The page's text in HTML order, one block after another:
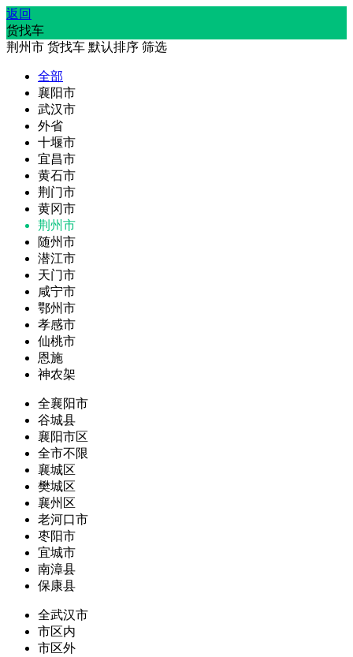
返回
货找车
荆州市 货找车 默认排序 筛选
全部
襄阳市
武汉市
外省
十堰市
宜昌市
黄石市
荆门市
黄冈市
荆州市
随州市
潜江市
天门市
咸宁市
鄂州市
孝感市
仙桃市
恩施
神农架
全襄阳市
谷城县
襄阳市区
全市不限
襄城区
樊城区
襄州区
老河口市
枣阳市
宜城市
南漳县
保康县
全武汉市
市区内
市区外